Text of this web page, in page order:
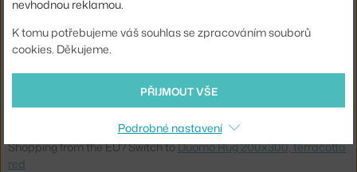
Kód produktu
EAN
5709262250271
Shopping from the EU? Switch toDuomo Rug 200x300, terracotta
red
nevhodnou reklamou.
K tomu potřebujeme váš souhlas se zpracováním souborů
cookies. Děkujeme.
PŘIJMOUT VŠE
Podrobné nastavení